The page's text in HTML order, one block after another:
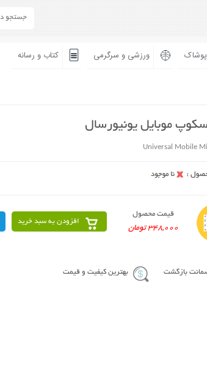
ورزشی و سرگرمی کتاب و رسانه
موبایل یونیورسال
Universal Mobile
قیمت محصول
348,000 تومان
افزودن به سبد خرید
بازگشت بهترین کیفیت و قیمت